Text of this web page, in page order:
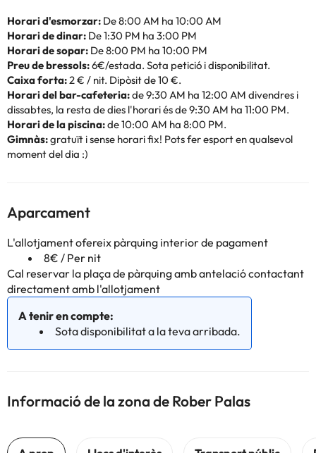
Horari d'esmorzar: De 8:00 AM ha 10:00 AM
Horari de dinar: De 1:30 PM ha 3:00 PM
Horari de sopar: De 8:00 PM ha 10:00 PM
Preu de bressols:6€/estada. Sota petició i disponibilitat.
Caixa forta:2 € / nit. Dipòsit de 10 €.
Horari del bar-cafeteria:de 9:30 AM ha 12:00 AM divendres i
dissabtes, la resta de dies l'horari és de 9:30 AM ha 11:00 PM.
Horari de la piscina:de 10:00 AM ha 8:00 PM.
Gimnàs:gratuït i sense horari fix! Pots fer esport en qualsevol
moment del dia :)
Aparcament
L'allotjament ofereix pàrquing interior de pagament
8€ / Per nit
Cal reservar la plaça de pàrquing amb antelació contactant
directament amb l'allotjament
A tenir en compte:
Sota disponibilitat a la teva arribada.
Informació de la zona de Rober Palas